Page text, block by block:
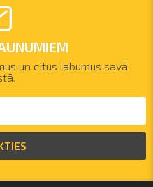
un citus labumus savā